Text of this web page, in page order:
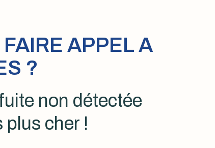
APPEL A
?
non détectée
cher !